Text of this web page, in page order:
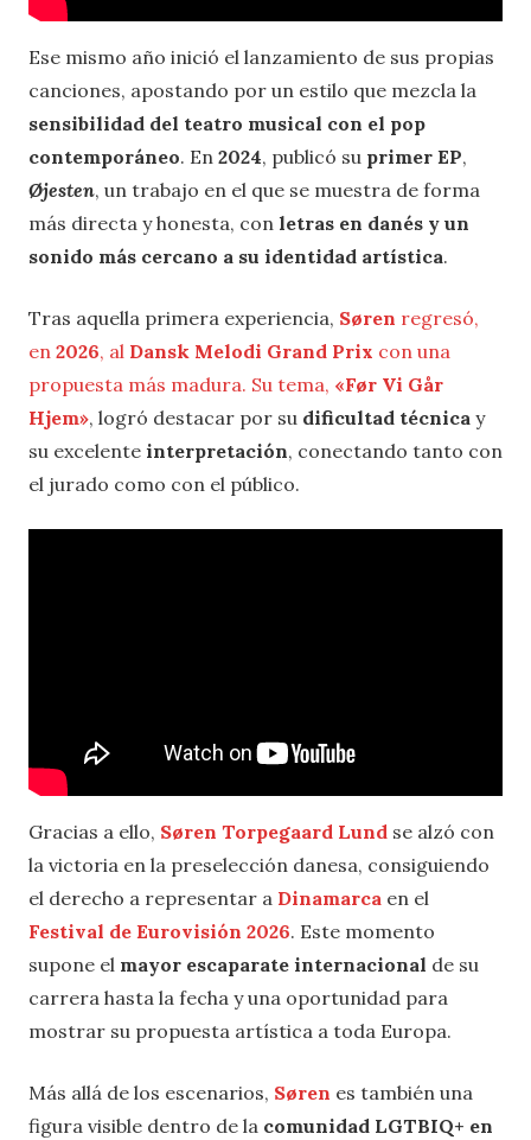
Ese mismo año inició el lanzamiento de sus propias
canciones, apostando por un estilo que mezcla la
sensibilidad del teatro musical con el pop
contemporáneo. En 2024, publicó su primer EP,
Øjesten, un trabajo en el que se muestra de forma
más directa y honesta, con letras en danés y un
sonido más cercano a su identidad artística.
Tras aquella primera experiencia, Søren regresó,
en 2026, al Dansk Melodi Grand Prix con una
propuesta más madura. Su tema, «Før Vi Går
Hjem», logró destacar por su dificultad técnica y
su excelente interpretación, conectando tanto con
el jurado como con el público.
Gracias a ello, Søren Torpegaard Lund se alzó con
la victoria en la preselección danesa, consiguiendo
el derecho a representar a Dinamarca en el
Festival de Eurovisión 2026. Este momento
supone el mayor escaparate internacional de su
carrera hasta la fecha y una oportunidad para
mostrar su propuesta artística a toda Europa.
Más allá de los escenarios, Søren es también una
figura visible dentro de la comunidad LGTBIQ+ en